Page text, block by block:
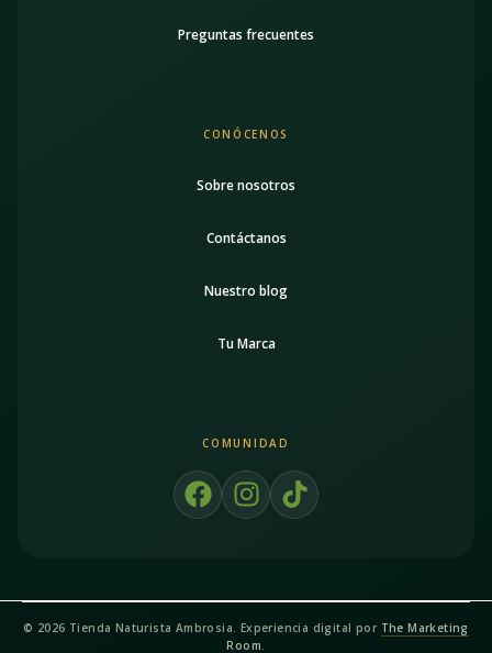
Preguntas frecuentes
CONÓCENOS
Sobre nosotros
Contáctanos
Nuestro blog
Tu Marca
COMUNIDAD
F
a
b
o
I
n
a
g
T
i
o
k
© 2026 Tienda Naturista Ambrosia. Experiencia digital por The Marketing
Room